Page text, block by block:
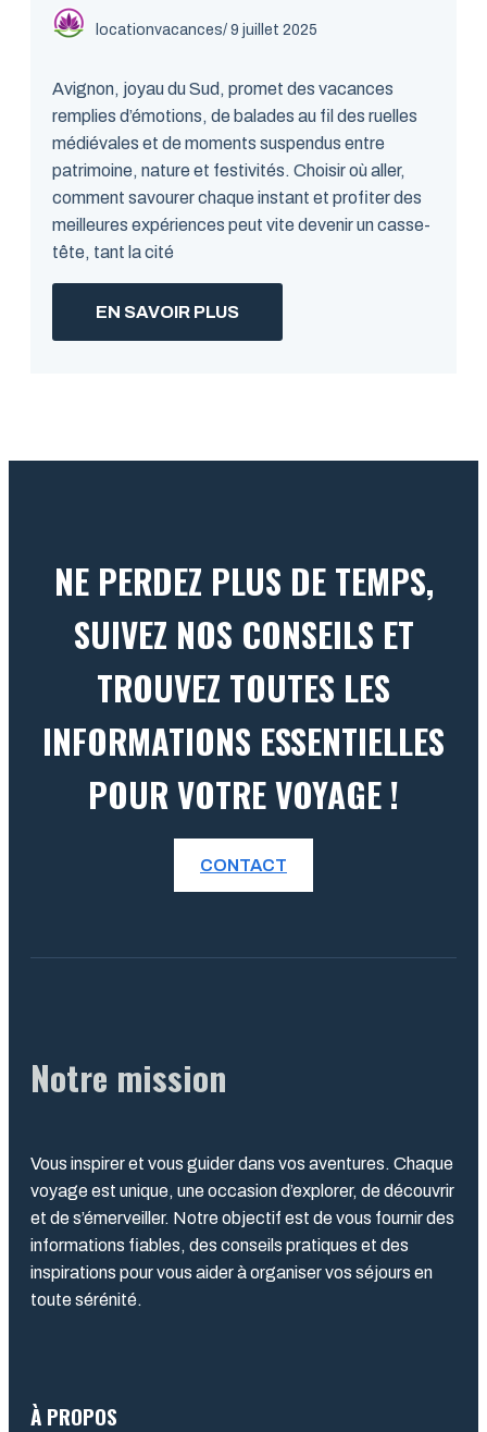
locationvacances/ 9 juillet 2025
Avignon, joyau du Sud, promet des vacances
remplies d’émotions, de balades au fil des ruelles
médiévales et de moments suspendus entre
patrimoine, nature et festivités. Choisir où aller,
comment savourer chaque instant et profiter des
meilleures expériences peut vite devenir un casse-
tête, tant la cité
EN SAVOIR PLUS
NE PERDEZ PLUS DE TEMPS,
SUIVEZ NOS CONSEILS ET
TROUVEZ TOUTES LES
INFORMATIONS ESSENTIELLES
POUR VOTRE VOYAGE !
CONTACT
Notre mission
Vous inspirer et vous guider dans vos aventures. Chaque
voyage est unique, une occasion d’explorer, de découvrir
et de s’émerveiller. Notre objectif est de vous fournir des
informations fiables, des conseils pratiques et des
inspirations pour vous aider à organiser vos séjours en
toute sérénité.
À PROPOS